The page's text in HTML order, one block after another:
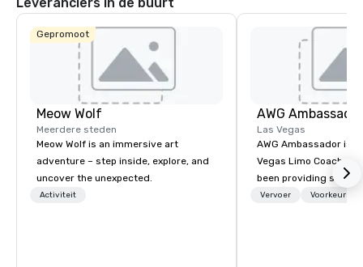
Gepromoot
Meow Wolf
Meerdere steden
Meow Wolf is an immersive art
adventure – step inside, explore, and
uncover the unexpected.
Activiteit
AWG Ambassador
Las Vegas
AWG Ambassador is
Vegas Limo Coach
been providing
and leisure travelers
Vervoer